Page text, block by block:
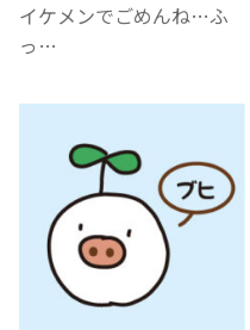
イケメンでごめんね…ふ
っ…